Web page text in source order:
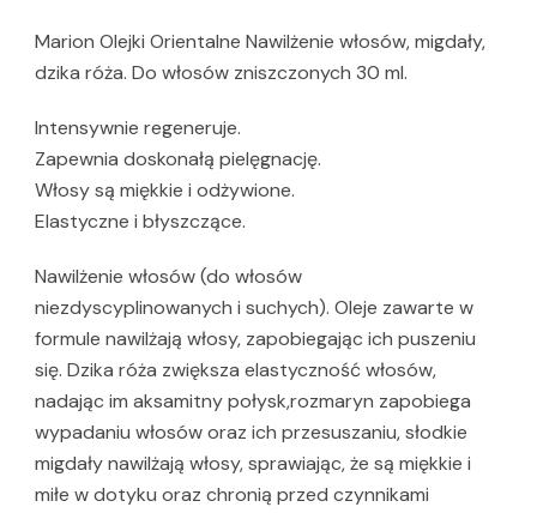
Marion Olejki Orientalne Nawilżenie włosów, migdały,
dzika róża. Do włosów zniszczonych 30 ml.
Intensywnie regeneruje.
Zapewnia doskonałą pielęgnację.
Włosy są miękkie i odżywione.
Elastyczne i błyszczące.
Nawilżenie włosów (do włosów
niezdyscyplinowanych i suchych). Oleje zawarte w
formule nawilżają włosy, zapobiegając ich puszeniu
się. Dzika róża zwiększa elastyczność włosów,
nadając im aksamitny połysk,rozmaryn zapobiega
wypadaniu włosów oraz ich przesuszaniu, słodkie
migdały nawilżają włosy, sprawiając, że są miękkie i
miłe w dotyku oraz chronią przed czynnikami